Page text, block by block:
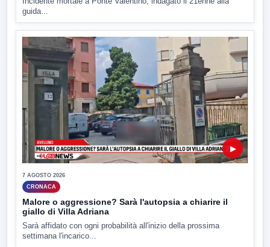
guida...
▶
7 AGOSTO 2026
CRONACA
Malore o aggressione? Sarà l'autopsia a chiarire il
giallo di Villa Adriana
Sarà affidato con ogni probabilità all'inizio della prossima
settimana l'incarico...